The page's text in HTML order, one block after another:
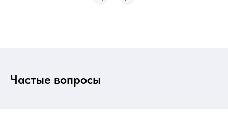
Частые вопросы